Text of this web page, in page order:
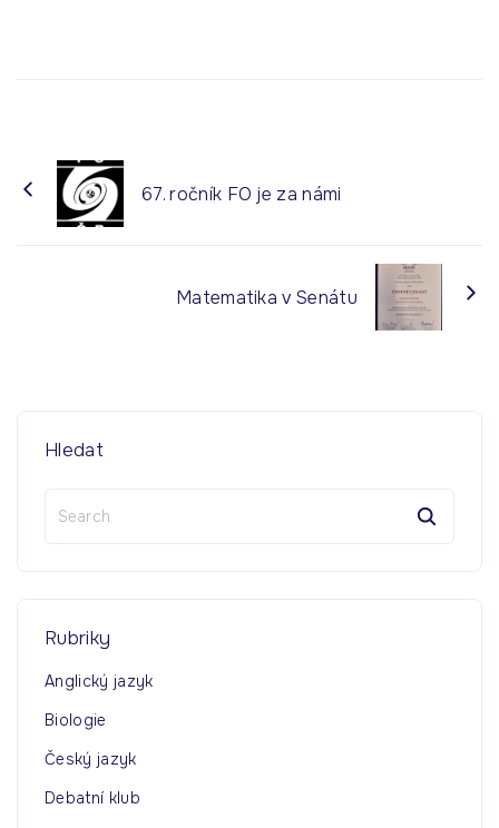
67. ročník FO je za námi
Matematika v Senátu
Hledat
r
c
Rubriky
Anglický jazyk
Biologie
Český jazyk
Debatní klub